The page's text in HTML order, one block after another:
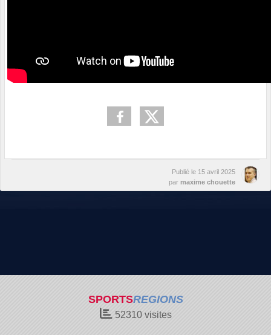
Publié le 15 avril 2025
par maxime chouette
SPORTSREGIONS
52310visites